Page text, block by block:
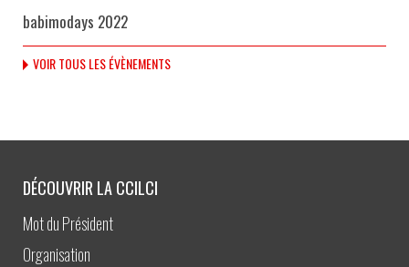
babimodays 2022
VOIR TOUS LES ÉVÈNEMENTS
DÉCOUVRIR LA CCILCI
Mot du Président
Organisation